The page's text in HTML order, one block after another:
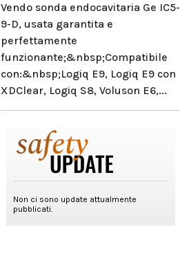
Vendo sonda endocavitaria Ge IC5-
9-D, usata garantita e
perfettamente
funzionante;&nbsp;Compatibile
con:&nbsp;Logiq E9, Logiq E9 con
XDClear, Logiq S8, Voluson E6,...